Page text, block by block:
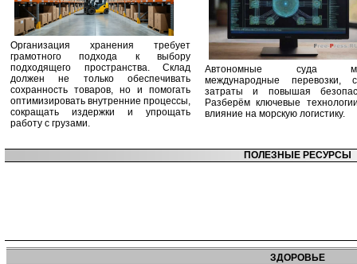
Организация хранения требует
грамотного подхода к выбору
подходящего пространства. Склад
должен не только обеспечивать
сохранность товаров, но и помогать
оптимизировать внутренние процессы,
сокращать издержки и упрощать
работу с грузами.
Автономные суда
международные перевозки,
затраты и повышая
Разберём ключевые
влияние на морскую логистику.
ПОЛЕЗНЫЕ РЕСУРСЫ
ЗДОРОВЬЕ